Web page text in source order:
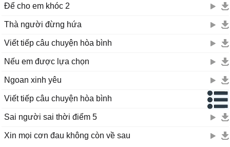
Để cho em khóc 2
Thà người đừng hứa
Viết tiếp câu chuyện hòa bình
Nếu em được lựa chọn
Ngoan xinh yêu
Viết tiếp câu chuyện hòa bình
Sai người sai thời điểm 5
Xin mọi cơn đau không còn về sau